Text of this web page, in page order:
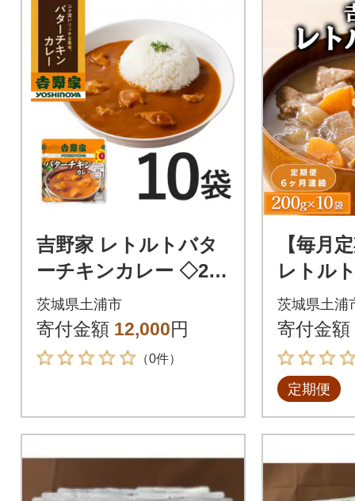
吉野家 レトルトバタ
ーチキンカレー ◇200
g×10個
茨城県土浦市
寄付金額 12,000円
（0件）
【毎月
レトル
0個 常
お供 常
茨城県土浦
寄付金額
定期便